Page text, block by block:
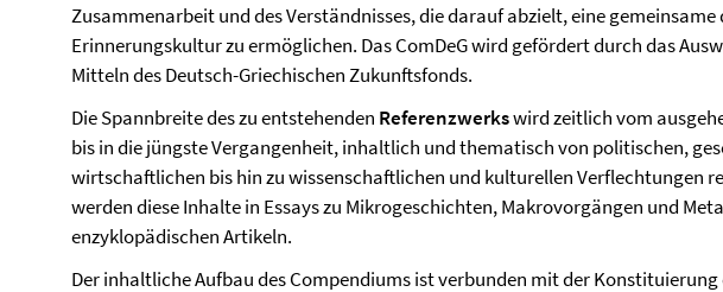
Zusammenarbeit und des Verständnisses, die darauf abzielt, eine
Erinnerungskultur zu ermöglichen. Das ComDeG wird gefördert durch das
Mitteln des Deutsch-Griechischen Zukunftsfonds.
Die Spannbreite des zu entstehenden Referenzwerkswird zeitlich vom
bis in die jüngste Vergangenheit, inhaltlich und thematisch von politischen,
wirtschaftlichen bis hin zu wissenschaftlichen und kulturellen Verflechtungen
werden diese Inhalte in Essays zu Mikrogeschichten, Makrovorgängen und
enzyklopädischen Artikeln.
Der inhaltliche Aufbau des Compendiums ist verbunden mit der Konstituierung